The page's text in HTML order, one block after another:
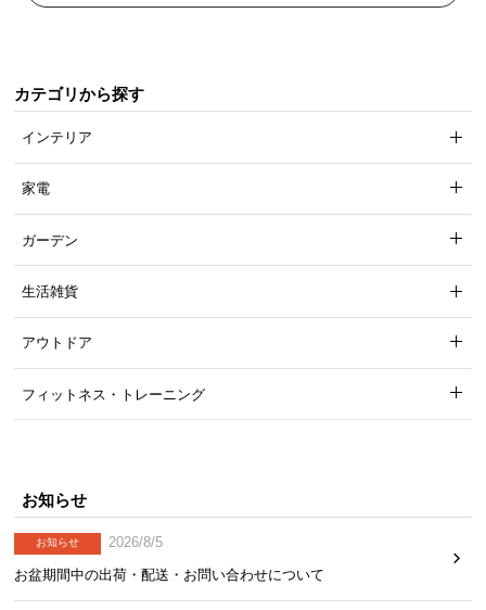
カテゴリから探す
インテリア
家電
ガーデン
生活雑貨
アウトドア
フィットネス・トレーニング
お知らせ
お知らせ
2026/8/5
お盆期間中の出荷・配送・お問い合わせについて